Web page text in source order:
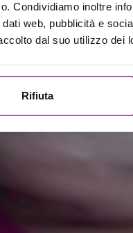
Condividiamo inoltre
web, pubblicità e
dal suo utilizzo dei
Rifiuta